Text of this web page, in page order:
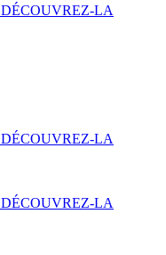
DÉCOUVREZ-LA
DÉCOUVREZ-LA
DÉCOUVREZ-LA